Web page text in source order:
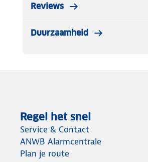
Reviews
Duurzaamheid
Regel het snel
Service & Contact
ANWB Alarmcentrale
Plan je route